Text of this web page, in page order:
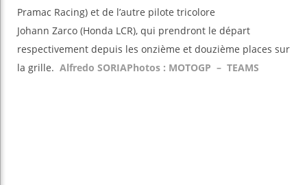
Pramac Racing) et de l’autre pilote tricolore
Johann Zarco (Honda LCR), qui prendront le départ
respectivement depuis les onzième et douzième places sur
la grille. Alfredo SORIAPhotos : MOTOGP – TEAMS